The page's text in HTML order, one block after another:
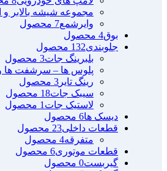
مجموعه شیشه بالابر و
وایرشمع7 محصول
بوق4 محصول
جلوبندی132 محصول
بلبرینگ جات3 محصول
پلوس ها – سرشفت ها
رینگ تایر 3 محصول
سیبک جات18 محصول
لاستیک جات 1 محصول
دیسک ها6 محصول
قطعات داخلی23 محصول
متفرقه4 محصول
قطعات موتوری6 محصول
گیربست0 محصول